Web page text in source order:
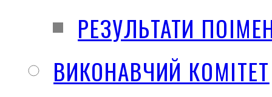
РЕЗУЛЬТАТИ
ВИКОНАВЧИЙ КОМІТЕТ